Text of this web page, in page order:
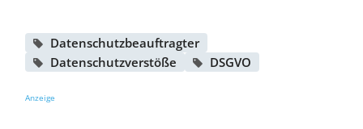
Datenschutzbeauftragter
Datenschutzverstöße
DSGVO
Anzeige